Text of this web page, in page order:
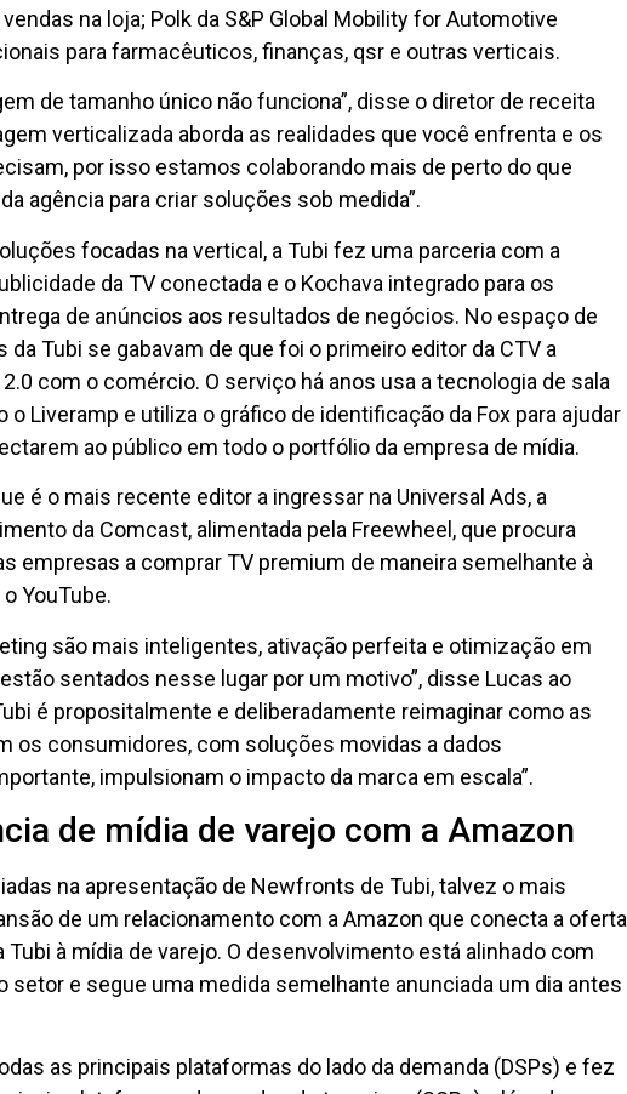
na loja; Polk da S&P Global Mobility for Automotive
para farmacêuticos, finanças, qsr e outras verticais.
de tamanho único não funciona”, disse o diretor de receita
verticalizada aborda as realidades que você enfrenta e os
por isso estamos colaborando mais de perto do que
agência para criar soluções sob medida”.
focadas na vertical, a Tubi fez uma parceria com a
da TV conectada e o Kochava integrado para os
de anúncios aos resultados de negócios. No espaço de
Tubi se gabavam de que foi o primeiro editor da CTV a
com o comércio. O serviço há anos usa a tecnologia de sala
Liveramp e utiliza o gráfico de identificação da Fox para ajudar
ao público em todo o portfólio da empresa de mídia.
é o mais recente editor a ingressar na Universal Ads, a
da Comcast, alimentada pela Freewheel, que procura
empresas a comprar TV premium de maneira semelhante à
YouTube.
são mais inteligentes, ativação perfeita e otimização em
sentados nesse lugar por um motivo”, disse Lucas ao
é propositalmente e deliberadamente reimaginar como as
os consumidores, com soluções movidas a dados
impulsionam o impacto da marca em escala”.
de mídia de varejo com a Amazon
na apresentação de Newfronts de Tubi, talvez o mais
de um relacionamento com a Amazon que conecta a oferta
Tubi à mídia de varejo. O desenvolvimento está alinhado com
setor e segue uma medida semelhante anunciada um dia antes
as principais plataformas do lado da demanda (DSPs) e fez